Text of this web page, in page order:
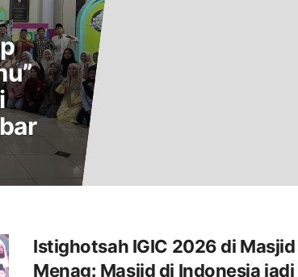
Istighotsah IGIC 2026 di
Menag: Masjid di Indonesia